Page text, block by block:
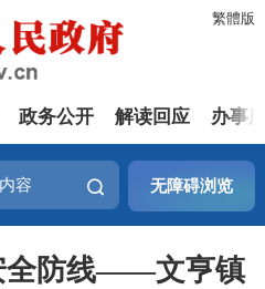
繁體版
政务公开 解读回应 办事
无障碍浏览
全防线——文亨镇